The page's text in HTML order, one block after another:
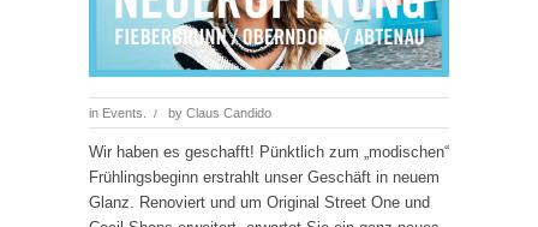
in Events. / by Claus Candido
Wir haben es geschafft! Pünktlich zum „modischen“
Frühlingsbeginn erstrahlt unser Geschäft in neuem
Glanz. Renoviert und um Original Street One und